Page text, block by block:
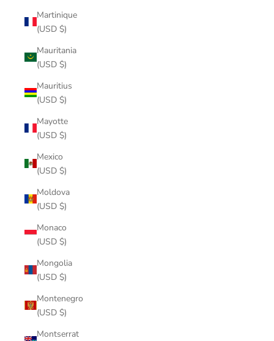
Martinique
(USD $)
Mauritania
(USD $)
Mauritius
(USD $)
Mayotte
(USD $)
Mexico
(USD $)
Moldova
(USD $)
Monaco
(USD $)
Mongolia
(USD $)
Montenegro
(USD $)
Montserrat